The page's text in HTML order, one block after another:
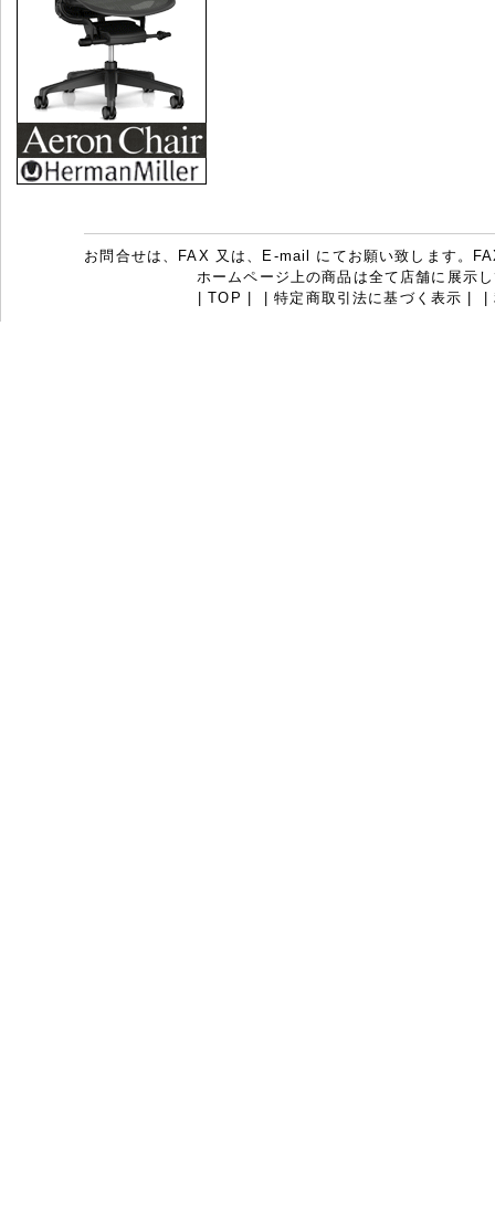
お問合せは、FAX 又は、E-mail にてお願い致します。
ホームページ上の商品は全て店舗に展示
|TOP |特定商取引法に基づく表示 |